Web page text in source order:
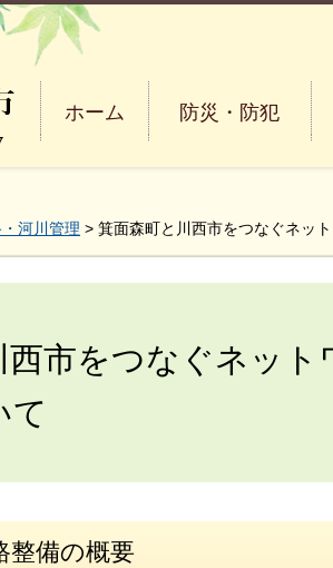
大阪府箕面市 Minoh
ホーム 防災・防犯
河川管理 > 箕面森町と川西市をつなぐネッ
西市をつなぐネット
て
整備の概要